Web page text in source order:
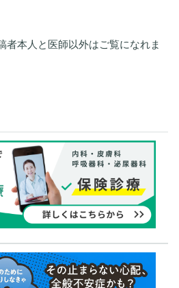
者本人と医師以外はご覧になれま